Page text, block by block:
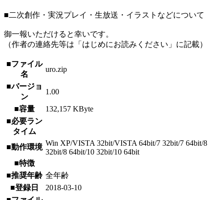
■二次創作・実況プレイ・生放送・イラストなどについて
御一報いただけると幸いです。
（作者の連絡先等は「はじめにお読みください」に記載）
■ファイル
名
uro.zip
■バージョ
ン
1.00
■容量
132,157 KByte
■必要ラン
タイム
■動作環境 Win XP/VISTA 32bit/VISTA 64bit/7 32bit/7 64bit/8
32bit/8 64bit/10 32bit/10 64bit
■特徴
■推奨年齢 全年齢
■登録日
2018-03-10